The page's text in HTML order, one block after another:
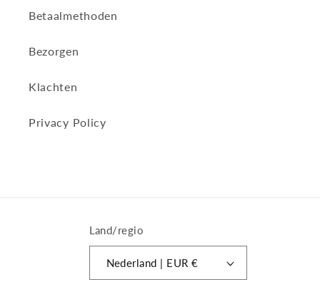
Betaalmethoden
Bezorgen
Klachten
Privacy Policy
Land/regio
Nederland | EUR €